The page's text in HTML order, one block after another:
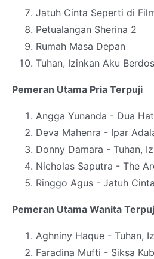
Jatuh Cinta Seperti di
Petualangan Sherina 2
Rumah Masa Depan
Tuhan, Izinkan Aku
Pemeran Utama Pria Terpuji
Angga Yunanda - Dua
Deva Mahenra - Ipar
Donny Damara - Tuhan,
Nicholas Saputra - The
Ringgo Agus - Jatuh
Pemeran Utama Wanita
Aghniny Haque - Tuhan,
Faradina Mufti - Siksa